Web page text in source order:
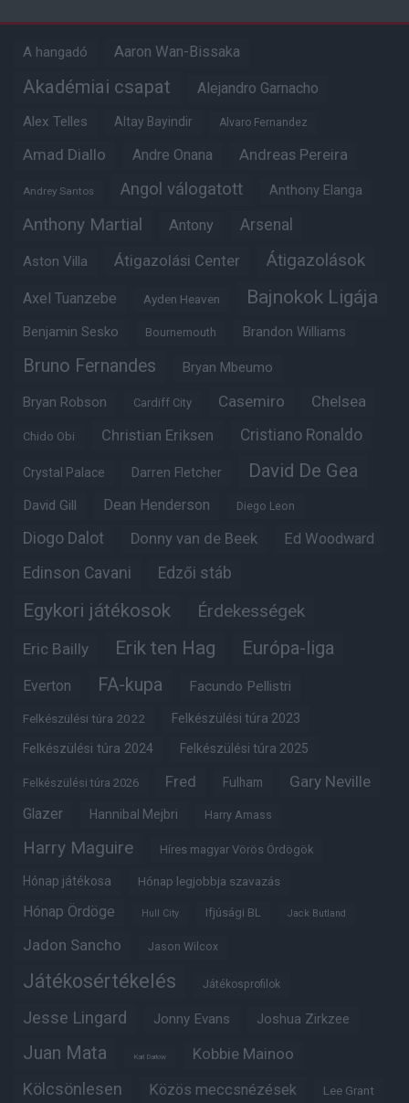
A hangadó Aaron Wan-Bissaka
Akadémiai csapat Alejandro Garnacho
Alex Telles Altay Bayindir Alvaro Fernandez
Amad Diallo Andre Onana Andreas Pereira
Andrey Santos Angol válogatott Anthony Elanga
Anthony Martial Antony Arsenal
Aston Villa Átigazolási Center Átigazolások
Axel Tuanzebe Ayden Heaven Bajnokok Ligája
Benjamin Sesko Bournemouth Brandon Williams
Bruno Fernandes Bryan Mbeumo
Bryan Robson Cardiff City Casemiro Chelsea
Chido Obi Christian Eriksen Cristiano Ronaldo
Crystal Palace Darren Fletcher David De Gea
David Gill Dean Henderson Diego Leon
Diogo Dalot Donny van de Beek Ed Woodward
Edinson Cavani Edzői stáb
Egykori játékosok Érdekességek
Eric Bailly Erik ten Hag Európa-liga
Everton FA-kupa Facundo Pellistri
Felkészülési túra 2022 Felkészülési túra 2023
Felkészülési túra 2024 Felkészülési túra 2025
Felkészülési túra 2026 Fred Fulham Gary Neville
Glazer Hannibal Mejbri Harry Amass
Harry Maguire Híres magyar Vörös Ördögök
Hónap játékosa Hónap legjobbja szavazás
Hónap Ördöge Hull City Ifjúsági BL Jack Butland
Jadon Sancho Jason Wilcox
Játékosértékelés Játékosprofilok
Jesse Lingard Jonny Evans Joshua Zirkzee
Juan Mata Karl Darlow Kobbie Mainoo
Kölcsönlesen Közös meccsnézések Lee Grant